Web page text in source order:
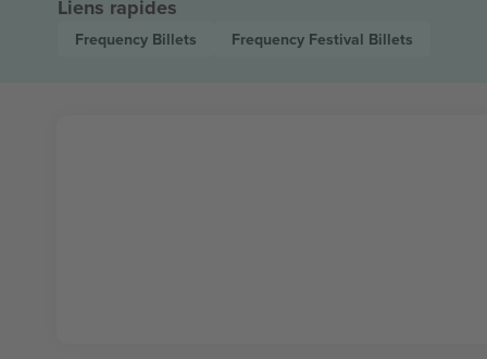
Liens rapides
Frequency Billets Frequency Festival Billets